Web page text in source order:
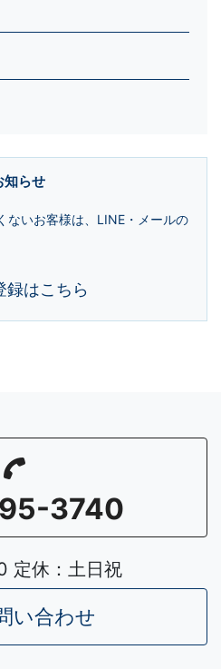
知らせ
ないお客様は、LINE・メールの
録はこちら
3740
定休：土日祝
い合わせ